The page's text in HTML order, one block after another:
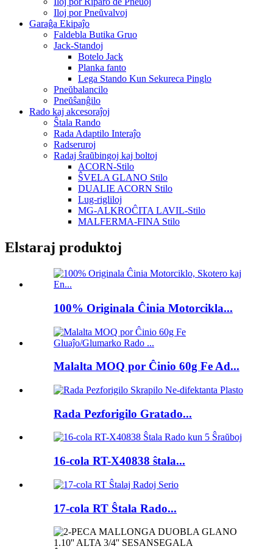
Iloj por Pneŭvalvoj
Garaĝa Ekipaĵo
Faldebla Butika Gruo
Jack-Standoj
Botelo Jack
Planka fanto
Lega Stando Kun Sekureca Pinglo
Pneŭbalancilo
Pneŭŝanĝilo
Rado kaj akcesoraĵoj
Ŝtala Rando
Rada Adaptilo Interaĵo
Radseruroj
Radaj ŝraŭbingoj kaj boltoj
ACORN-Stilo
ŜVELA GLANO Stilo
DUALIE ACORN Stilo
Lug-rigliloj
MG-ALKROĈITA LAVIL-Stilo
MALFERMA-FINA Stilo
Elstaraj produktoj
100% Originala Ĉinia Motorcikla...
Malalta MOQ por Ĉinio 60g Fe Ad...
Rada Pezforigilo Gratado...
16-cola RT-X40838 ŝtala...
17-cola RT Ŝtala Rado...